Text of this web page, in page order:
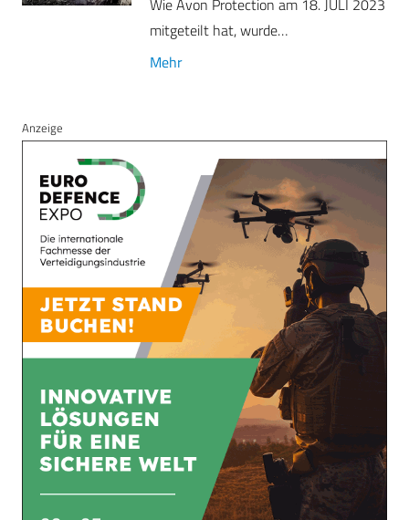
Wie Avon Protection am 18. JULI 2023
mitgeteilt hat, wurde…
Mehr
Anzeige